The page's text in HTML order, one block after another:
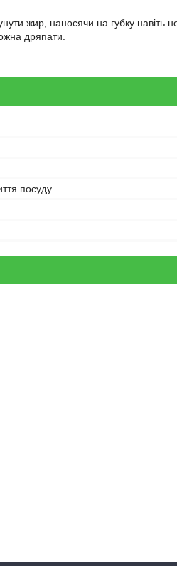
жир, наносячи на губку навіть
дряпати.
посуду